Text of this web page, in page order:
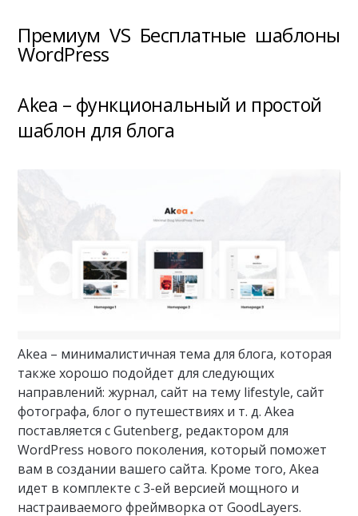
Премиум VS Бесплатные шаблоны
WordPress
Akea – функциональный и простой
шаблон для блога
Akea – минималистичная тема для блога, которая
также хорошо подойдет для следующих
направлений: журнал, сайт на тему lifestyle, сайт
фотографа, блог о путешествиях и т. д. Akea
поставляется с Gutenberg, редактором для
WordPress нового поколения, который поможет
вам в создании вашего сайта. Кроме того, Akea
идет в комплекте с 3-ей версией мощного и
настраиваемого фреймворка от GoodLayers.